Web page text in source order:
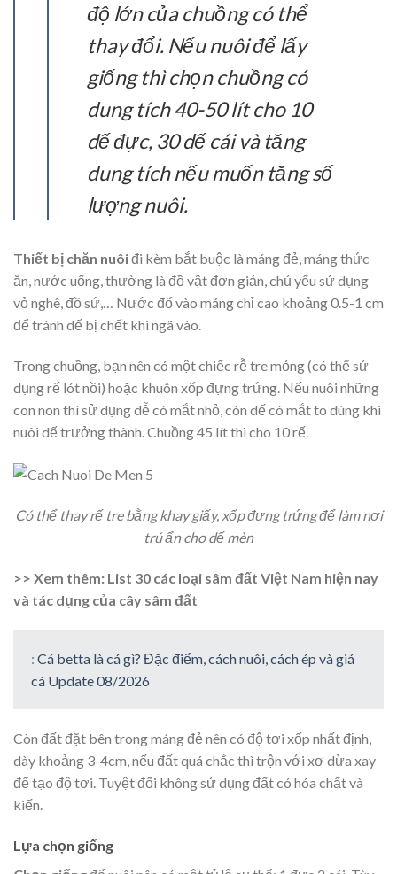
độ lớn của chuồng có thể
thay đổi. Nếu nuôi để lấy
giống thì chọn chuồng có
dung tích 40-50 lít cho 10
dế đực, 30 dế cái và tăng
dung tích nếu muốn tăng số
lượng nuôi.
Thiết bị chăn nuôiđi kèm bắt buộc là máng đẻ, máng thức
ăn, nước uống, thường là đồ vật đơn giản, chủ yếu sử dụng
vỏ nghê, đồ sứ,… Nước đổ vào máng chỉ cao khoảng 0.5-1 cm
để tránh dế bị chết khi ngã vào.
Trong chuồng, bạn nên có một chiếc rễ tre mỏng (có thể sử
dụng rế lót nồi) hoặc khuôn xốp đựng trứng. Nếu nuôi những
con non thì sử dụng dễ có mắt nhỏ, còn dế có mắt to dùng khi
nuôi dế trưởng thành. Chuồng 45 lít thì cho 10 rế.
Có thể thay rế tre bằng khay giấy, xốp đựng trứng để làm nơi
trú ẩn cho dế mèn
>> Xem thêm: List 30 các loại sâm đất Việt Nam hiện nay
và tác dụng của cây sâm đất
: Cá betta là cá gì? Đặc điểm, cách nuôi, cách ép và giá
cá Update 08/2026
Còn đất đặt bên trong máng đẻ nên có độ tơi xốp nhất định,
dày khoảng 3-4cm, nếu đất quá chắc thì trộn với xơ dừa xay
để tạo độ tơi. Tuyệt đối không sử dụng đất có hóa chất và
kiến.
Lựa chọn giống